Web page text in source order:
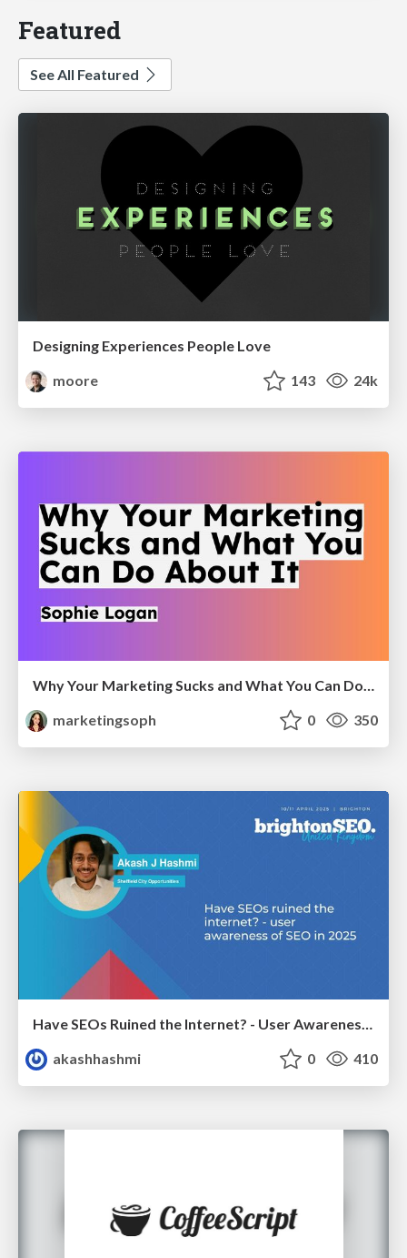
Featured
See All Featured
Designing Experiences People Love
moore
143 24k
Why Your Marketing Sucks and What You Can Do About It - Sophie Logan
marketingsoph
0 350
Have SEOs Ruined the Internet? - User Awareness of SEO in 2025
akashhashmi
0 410